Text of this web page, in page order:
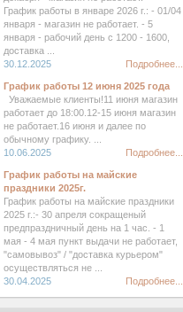
График работы в январе 2026 г.: - 01/04
января - магазин не работает. - 5
января - рабочий день с 1200 - 1600,
доставка ...
30.12.2025
Подробнее...
График работы 12 июня 2025 года
Уважаемые клиенты!11 июня магазин
работает до 18:00.12-15 июня магазин
не работает.16 июня и далее по
обычному графику. ...
10.06.2025
Подробнее...
График работы на майские
праздники 2025г.
График работы на майские праздники
2025 г.:- 30 апреля сокращеный
предпраздничный день на 1 час. - 1
мая - 4 мая пункт выдачи не работает,
"самовывоз" / "доставка курьером"
осуществляться не ...
30.04.2025
Подробнее...